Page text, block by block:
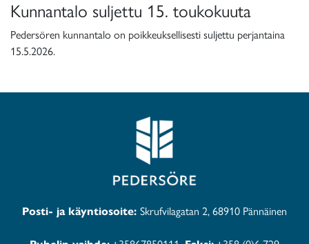
Kunnantalo suljettu 15. toukokuuta
Pedersören kunnantalo on poikkeuksellisesti suljettu perjantaina
15.5.2026.
Posti- ja käyntiosoite: Skrufvilagatan 2, 68910 Pännäinen